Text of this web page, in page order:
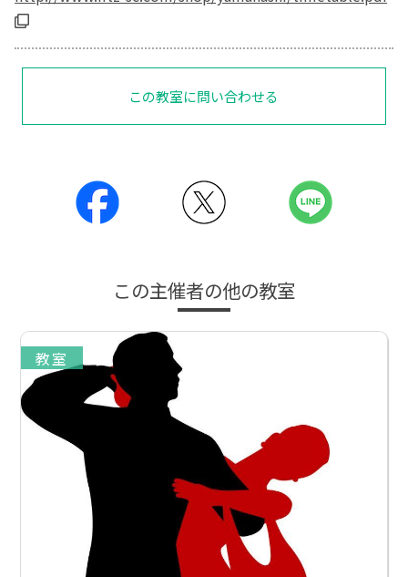
この教室に問い合わせる
この主催者の他の教室
教室